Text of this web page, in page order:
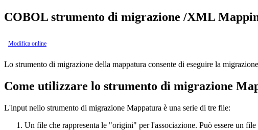
COBOL strumento di migrazione /XML
Modifica online
Lo strumento di migrazione della mappatura consente di eseguire la
Come utilizzare lo strumento di migrazione
L'input nello strumento di migrazione Mappatura è una serie di tre file:
Un file che rappresenta le "origini" per l'associazione. Può essere un